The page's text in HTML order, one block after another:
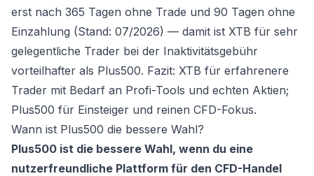
erst nach 365 Tagen ohne Trade und 90 Tagen ohne
Einzahlung (Stand: 07/2026) — damit ist XTB für sehr
gelegentliche Trader bei der Inaktivitätsgebühr
vorteilhafter als Plus500. Fazit: XTB für erfahrenere
Trader mit Bedarf an Profi-Tools und echten Aktien;
Plus500 für Einsteiger und reinen CFD-Fokus.
Wann ist Plus500 die bessere Wahl?
Plus500 ist die bessere Wahl, wenn du eine
nutzerfreundliche Plattform für den CFD-Handel